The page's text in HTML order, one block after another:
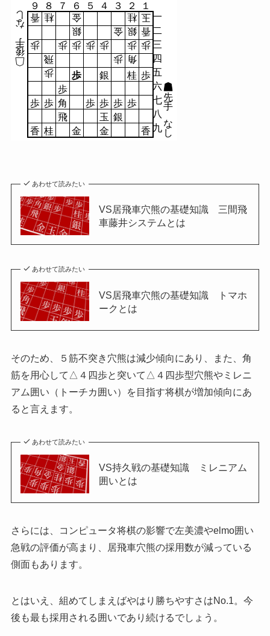
９
一
８
二
７
三
６
四
５
五
４
六
３
七
２
八
１
九
香 桂 金 桂 玉
銀
金 銀 香
歩
歩 歩 歩 歩 歩 歩
飛
歩 角
歩
歩 銀 桂 歩
歩
歩 歩 角 歩 歩 歩 歩
飛
玉 銀
香 桂 金 金 香 し
な
手
先
し
な
手
後
あわせて読みたい
VS居飛車穴熊の基礎知識 三間飛
車藤井システムとは
あわせて読みたい
VS居飛車穴熊の基礎知識 トマホ
ークとは
そのため、５筋不突き穴熊は減少傾向にあり、また、角
筋を用心して△４四歩と突いて△４四歩型穴熊やミレニ
アム囲い（トーチカ囲い）を目指す将棋が増加傾向にあ
ると言えます。
あわせて読みたい
VS持久戦の基礎知識 ミレニアム
囲いとは
さらには、コンピュータ将棋の影響で左美濃やelmo囲い
急戦の評価が高まり、居飛車穴熊の採用数が減っている
側面もあります。
とはいえ、組めてしまえばやはり勝ちやすさはNo.1。今
後も最も採用される囲いであり続けるでしょう。